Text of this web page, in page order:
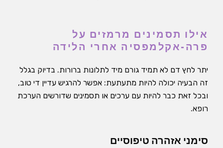
אילו תסמינים מרמזים על
פרה-אקלמפסיה אחרי הלידה
יתר לחץ דם לא תמיד גורם מיד לתלונות ברורות. בדיוק בגלל
זה הבעיה יכולה להיות מתעתעת: אפשר להרגיש עדיין די טוב,
ובכל זאת כבר להיות עם ערכים או תסמינים שדורשים הערכת
רופא.
סימני אזהרה טיפוסיים